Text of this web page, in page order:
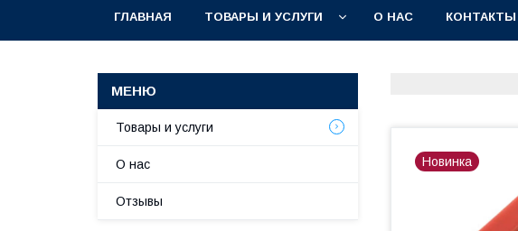
ГЛАВНАЯ ТОВАРЫ И УСЛУГИ О НАС КОНТАКТЫ
Новинка
Товары и услуги
О нас
Отзывы